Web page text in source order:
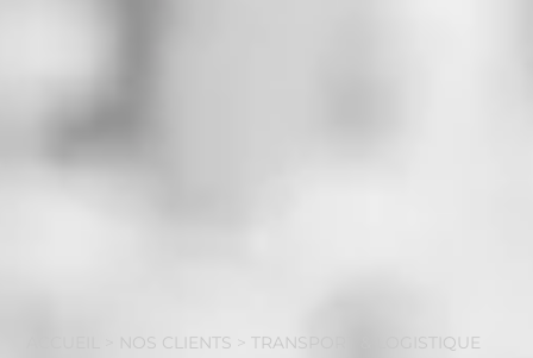
NOS CLIENTS >TRANSPORT & LOGISTIQUE